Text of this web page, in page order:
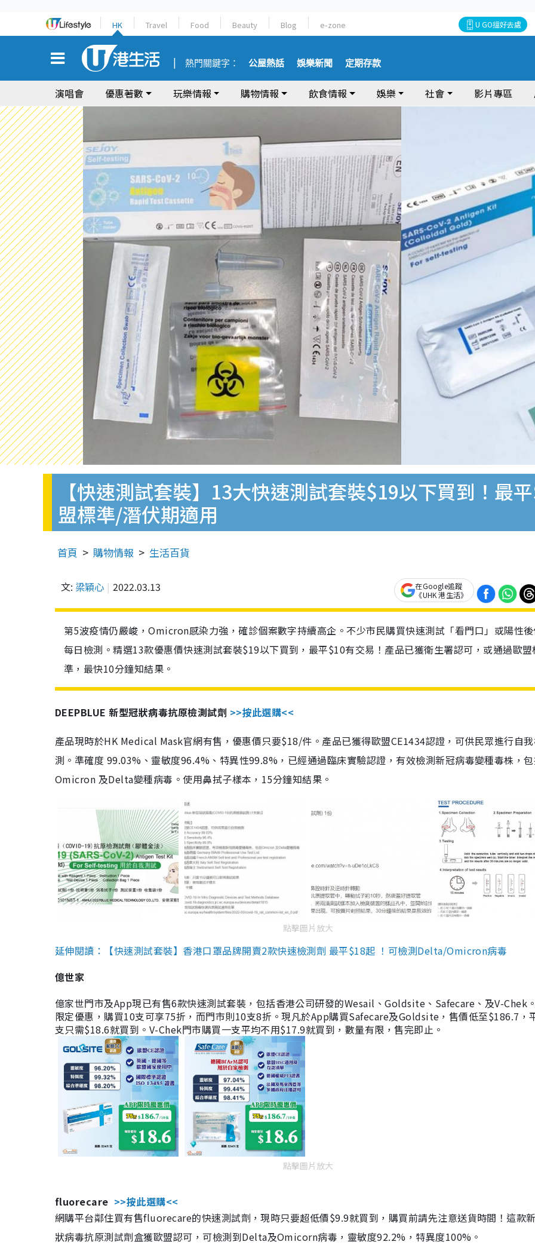
HK Travel Food Beauty Blog e-zone U GO搵好去處
熱門關鍵字： 公屋熱話 娛樂新聞 定期存款
演唱會 優惠著數 玩樂情報 購物情報 飲食情報 娛樂 社會 影片專區
【快速測試套裝】13大快速測試套裝$19以下買到！最
盟標準/潛伏期適用
首頁 購物情報 生活百貨
文: 梁穎心 2022.03.13
在Google追蹤
《UHK 港生活》
第5波疫情仍嚴峻，Omicron感染力強，確診個案數字持續高企。不少市民購買快速測試「看門口」或陽性
每日檢測。精選13款優惠價快速測試套裝$19以下買到，最平$10有交易！產品已獲衛生署認可，或通過歐盟
準，最快10分鐘知結果。
DEEPBLUE 新型冠狀病毒抗原檢測試劑 >>按此選購<<
產品現時於HK Medical Mask官網有售，優惠價只要$18/件。產品已獲得歐盟CE1434認證，可供民眾進行自
測。準確度 99.03%、靈敏度96.4%、特異性99.8%，已經通過臨床實驗認證，有效檢測新冠病毒變種毒株，
Omicron 及Delta變種病毒。使用鼻拭子樣本，15分鐘知結果。
點擊圖片放大
延伸閱讀：【快速測試套裝】香港口罩品牌開賣2款快速檢測劑 最平$18起 ！可檢測Delta/Omicron病毒
億世家
億家世門市及App現已有售6款快速測試套裝，包括香港公司研發的Wesail、Goldsite、Safecare、及V-Chek
限定優惠，購買10支可享75折，而門市則10支8折。現凡於App購買Safecare及Goldsite，售價低至$186.7，
支只需$18.6就買到。V-Chek門市購買一支平均不用$17.9就買到，數量有限，售完即止。
點擊圖片放大
fluorecare >>按此選購<<
網購平台鄰住買有售fluorecare的快速測試劑，現時只要超低價$9.9就買到，購買前請先注意送貨時間！這款
狀病毒抗原測試劑盒獲歐盟認可，可檢測到Delta及Omicorn病毒，靈敏度92.2%，特異度100%。